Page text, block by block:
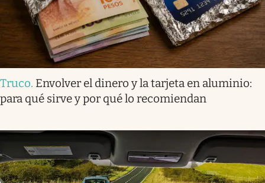
Truco. Envolver el dinero y la tarjeta en aluminio:
para qué sirve y por qué lo recomiendan